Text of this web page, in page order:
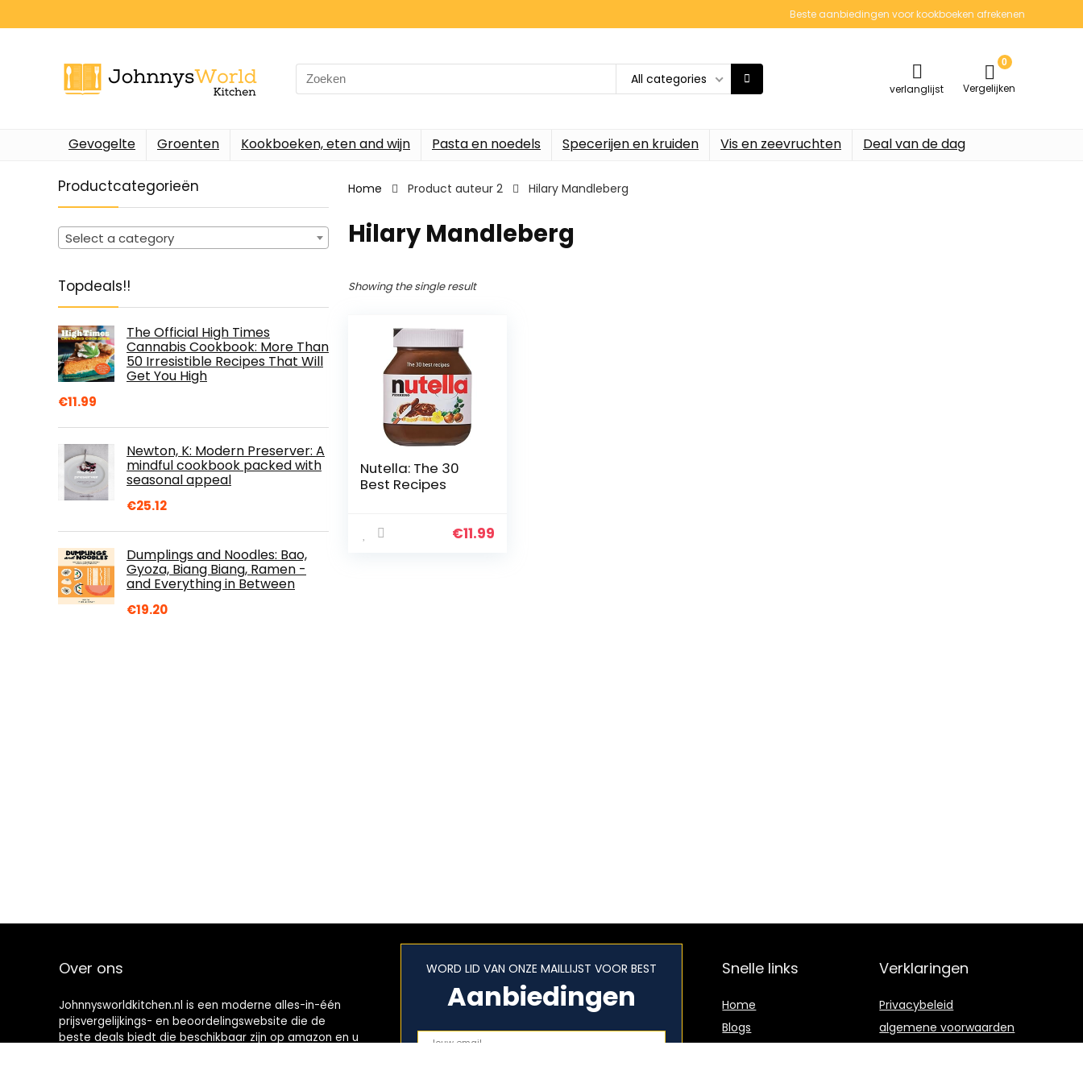
Beste aanbiedingen voor kookboeken afrekenen
Search
for:
All categories
verlanglijst
0
Vergelijken
Gevogelte Groenten Kookboeken, eten and wijn Pasta en noedels Specerijen en kruiden Vis en zeevruchten Deal van de dag
Productcategorieën
Select a category
Topdeals!!
The Official High Times
Cannabis Cookbook: More Than
50 Irresistible Recipes That Will
Get You High
€11.99
Newton, K: Modern Preserver: A
mindful cookbook packed with
seasonal appeal
€25.12
Dumplings and Noodles: Bao,
Gyoza, Biang Biang, Ramen -
and Everything in Between
€19.20
Home Product auteur 2 Hilary Mandleberg
Hilary Mandleberg
Showing the single result
Nutella: The 30
Best Recipes
€11.99
Over ons
Johnnysworldkitchen.nl is een moderne alles-in-één
prijsvergelijkings- en beoordelingswebsite die de
beste deals biedt die beschikbaar zijn op amazon en u
WORD LID VAN ONZE MAILLIJST VOOR BEST
Aanbiedingen
Snelle links
Home
Blogs
Verklaringen
Privacybeleid
algemene voorwaarden